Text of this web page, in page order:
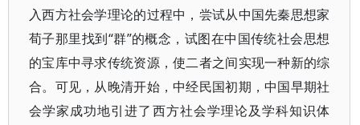
入西方社会学理论的过程中，尝试从中国先秦思想家
荀子那里找到“群”的概念，试图在中国传统社会思想
的宝库中寻求传统资源，使二者之间实现一种新的综
合。可见，从晚清开始，中经民国初期，中国早期社
会学家成功地引进了西方社会学理论及学科知识体